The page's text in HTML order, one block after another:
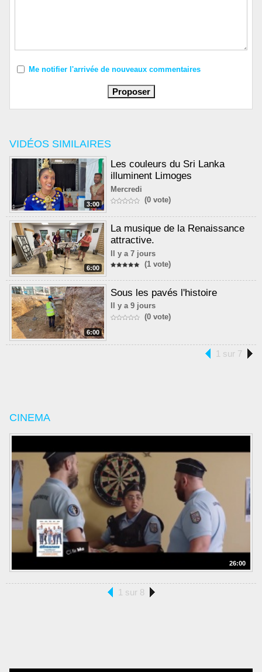
VIDÉOS SIMILAIRES
3:00
Les couleurs du Sri Lanka
illuminent Limoges
Mercredi
(0 vote)
6:00
La musique de la Renaissance
attractive.
Il y a 7 jours
(1 vote)
6:00
Sous les pavés l'histoire
Il y a 9 jours
(0 vote)
1 sur 7
CINEMA
26:00
1 sur 8
Me notifier l'arrivée de nouveaux commentaires